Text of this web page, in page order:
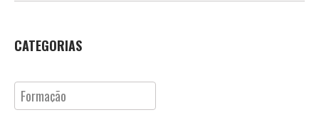
CATEGORIAS
Categorias